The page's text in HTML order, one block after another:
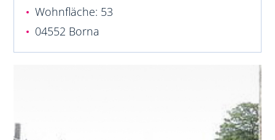
Wohnfläche: 53
04552 Borna